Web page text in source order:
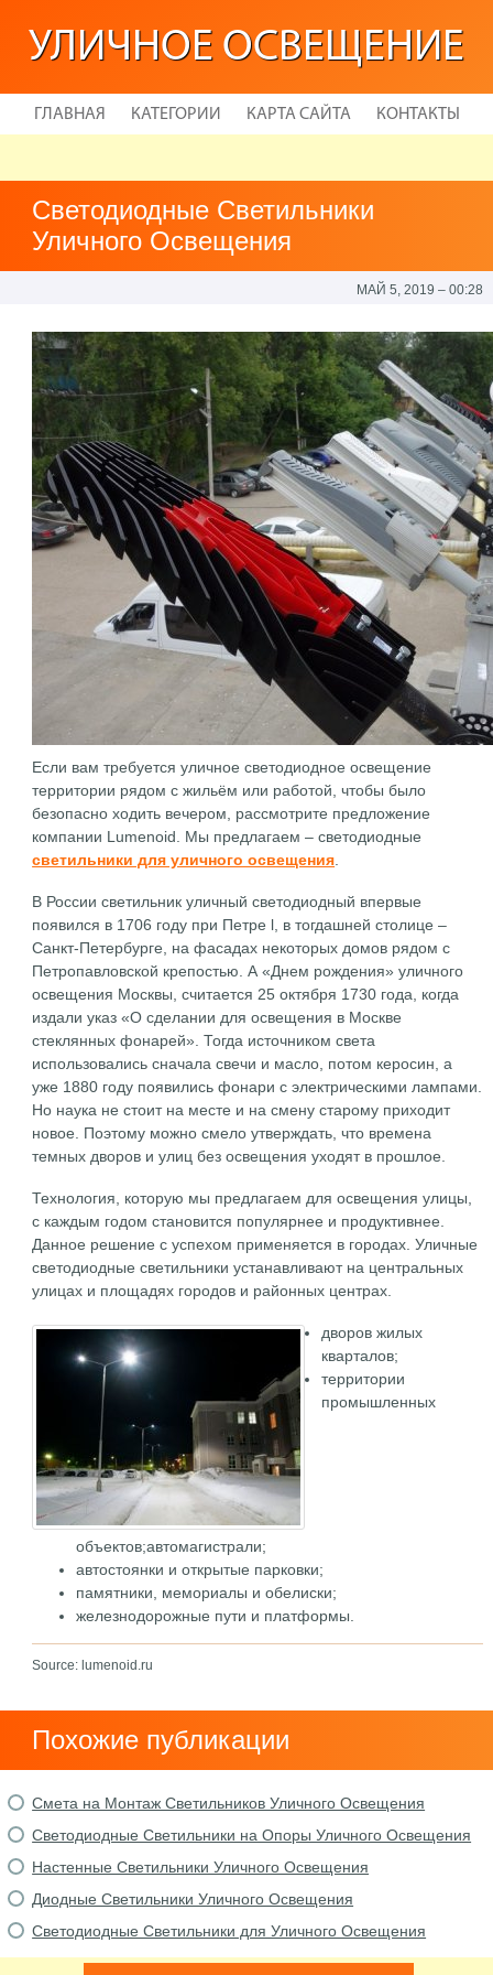
УЛИЧНОЕ ОСВЕЩЕНИЕ
ГЛАВНАЯ КАТЕГОРИИ КАРТА САЙТА КОНТАКТЫ
Светодиодные Светильники
Уличного Освещения
МАЙ 5, 2019 – 00:28
Если вам требуется уличное светодиодное освещение
территории рядом с жильём или работой, чтобы было
безопасно ходить вечером, рассмотрите предложение
компании Lumenoid. Мы предлагаем – светодиодные
светильники для уличного освещения
В России светильник уличный светодиодный впервые
появился в 1706 году при Петре l, в тогдашней столице –
Санкт-Петербурге, на фасадах некоторых домов рядом с
Петропавловской крепостью. А «Днем рождения» уличного
освещения Москвы, считается 25 октября 1730 года, когда
издали указ «О сделании для освещения в Москве
стеклянных фонарей». Тогда источником света
использовались сначала свечи и масло, потом керосин, а
уже 1880 году появились фонари с электрическими лампами.
Но наука не стоит на месте и на смену старому приходит
новое. Поэтому можно смело утверждать, что времена
темных дворов и улиц без освещения уходят в прошлое.
Технология, которую мы предлагаем для освещения улицы,
с каждым годом становится популярнее и продуктивнее.
Данное решение с успехом применяется в городах. Уличные
светодиодные светильники устанавливают на центральных
улицах и площадях городов и районных центрах.
дворов жилых
кварталов;
территории
промышленных
объектов;автомагистрали;
автостоянки и открытые парковки;
памятники, мемориалы и обелиски;
железнодорожные пути и платформы.
Source: lumenoid.ru
Похожие публикации
Смета на Монтаж Светильников Уличного Освещения
Светодиодные Светильники на Опоры Уличного Освещения
Настенные Светильники Уличного Освещения
Диодные Светильники Уличного Освещения
Светодиодные Светильники для Уличного Освещения